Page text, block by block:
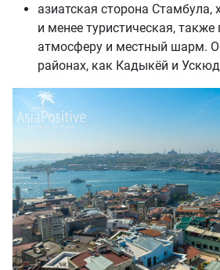
азиатская сторона Стамбула,
и менее туристическая,
атмосферу и местный шарм.
районах, как Кадыкёй и